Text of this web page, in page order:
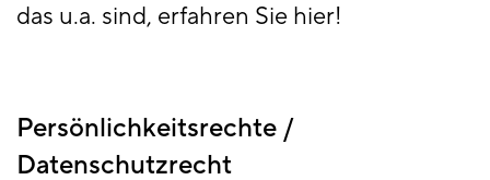
das u.a. sind, erfahren Sie hier!
Persönlichkeitsrechte /
Datenschutzrecht